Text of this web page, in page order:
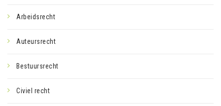
Arbeidsrecht
Auteursrecht
Bestuursrecht
Civiel recht